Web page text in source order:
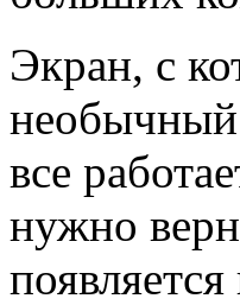
Экран, с
все
нужно